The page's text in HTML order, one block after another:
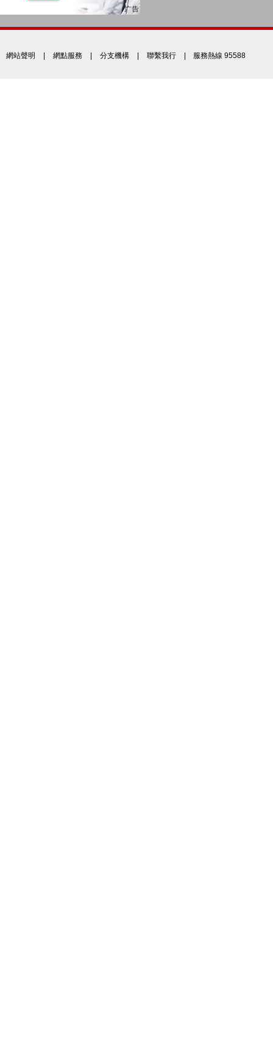
網站聲明 網點服務 分支機構 聯繫我行 | 服務熱線 95588